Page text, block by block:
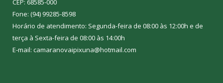
CEP: 68585-000
Fone: (94) 99285-8598
Horário de atendimento: Segunda-feira de 08:00 às 12:00h e de
terça à Sexta-feira de 08:00 às 14:00h
E-mail: camaranovaipixuna@hotmail.com